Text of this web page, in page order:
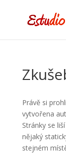
Právě si
vytvořena
Stránky se
nějaký
stejném